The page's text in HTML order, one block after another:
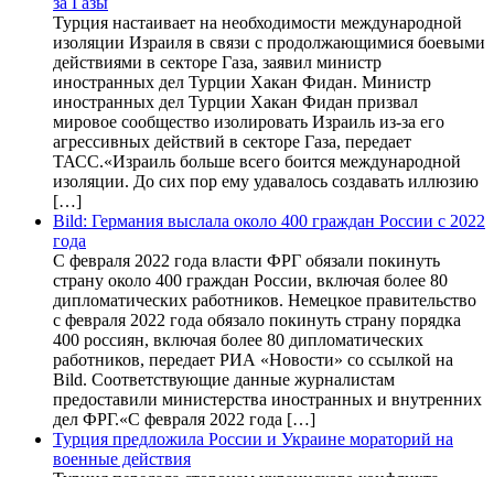
Турция настаивает на необходимости международной
изоляции Израиля в связи с продолжающимися боевыми
действиями в секторе Газа, заявил министр
иностранных дел Турции Хакан Фидан. Министр
иностранных дел Турции Хакан Фидан призвал
мировое сообщество изолировать Израиль из-за его
агрессивных действий в секторе Газа, передает
ТАСС.«Израиль больше всего боится международной
изоляции. До сих пор ему удавалось создавать иллюзию
[…]
Bild: Германия выслала около 400 граждан России с 2022
года
С февраля 2022 года власти ФРГ обязали покинуть
страну около 400 граждан России, включая более 80
дипломатических работников. Немецкое правительство
с февраля 2022 года обязало покинуть страну порядка
400 россиян, включая более 80 дипломатических
работников, передает РИА «Новости» со ссылкой на
Bild. Соответствующие данные журналистам
предоставили министерства иностранных и внутренних
дел ФРГ.«С февраля 2022 года […]
Турция предложила России и Украине мораторий на
военные действия